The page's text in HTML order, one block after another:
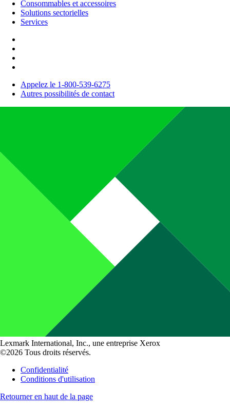
Consommables et accessoires
Solutions sectorielles
Services
Appelez le 1-800-539-6275
Autres possibilités de contact
Lexmark International, Inc., une entreprise Xerox
©2026 Tous droits réservés.
Confidentialité
Conditions d'utilisation
Retourner en haut de la page